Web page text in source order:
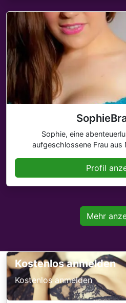
Sophie, eine
aufgeschlossene Frau aus
Profil
Mehr
Kostenlos anmelden
Kostenlos anmelden